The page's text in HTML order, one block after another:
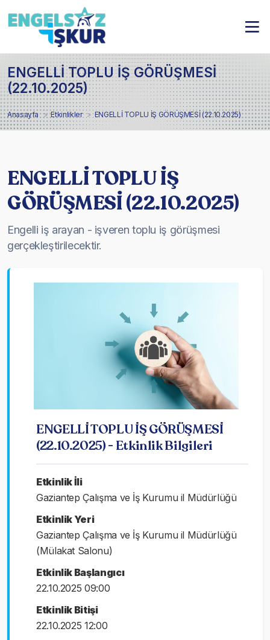
ENGELLİ TOPLU İŞ GÖRÜŞMESİ
(22.10.2025)
Anasayfa Etkinlikler ENGELLİ TOPLU İŞ GÖRÜŞMESİ (22.10.2025)
ENGELLİ TOPLU İŞ
GÖRÜŞMESİ (22.10.2025)
Engelli iş arayan - işveren toplu iş görüşmesi
gerçekleştirilecektir.
ENGELLİ TOPLU İŞ GÖRÜŞMESİ
(22.10.2025) - Etkinlik Bilgileri
Etkinlik İli
Gaziantep Çalışma ve İş Kurumu il Müdürlüğü
Etkinlik Yeri
Gaziantep Çalışma ve İş Kurumu il Müdürlüğü
(Mülakat Salonu)
Etkinlik Başlangıcı
22.10.2025 09:00
Etkinlik Bitişi
22.10.2025 12:00